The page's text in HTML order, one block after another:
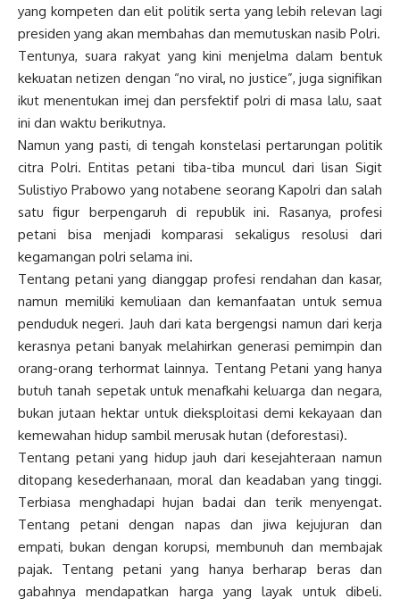
yang kompeten dan elit politik serta yang lebih relevan lagi
presiden yang akan membahas dan memutuskan nasib Polri.
Tentunya, suara rakyat yang kini menjelma dalam bentuk
kekuatan netizen dengan “no viral, no justice”, juga signifikan
ikut menentukan imej dan persfektif polri di masa lalu, saat
ini dan waktu berikutnya.
Namun yang pasti, di tengah konstelasi pertarungan politik
citra Polri. Entitas petani tiba-tiba muncul dari lisan Sigit
Sulistiyo Prabowo yang notabene seorang Kapolri dan salah
satu figur berpengaruh di republik ini. Rasanya, profesi
petani bisa menjadi komparasi sekaligus resolusi dari
kegamangan polri selama ini.
Tentang petani yang dianggap profesi rendahan dan kasar,
namun memiliki kemuliaan dan kemanfaatan untuk semua
penduduk negeri. Jauh dari kata bergengsi namun dari kerja
kerasnya petani banyak melahirkan generasi pemimpin dan
orang-orang terhormat lainnya. Tentang Petani yang hanya
butuh tanah sepetak untuk menafkahi keluarga dan negara,
bukan jutaan hektar untuk dieksploitasi demi kekayaan dan
kemewahan hidup sambil merusak hutan (deforestasi).
Tentang petani yang hidup jauh dari kesejahteraan namun
ditopang kesederhanaan, moral dan keadaban yang tinggi.
Terbiasa menghadapi hujan badai dan terik menyengat.
Tentang petani dengan napas dan jiwa kejujuran dan
empati, bukan dengan korupsi, membunuh dan membajak
pajak. Tentang petani yang hanya berharap beras dan
gabahnya mendapatkan harga yang layak untuk dibeli.